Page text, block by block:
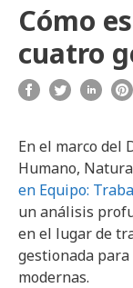
Cómo
cuatro
En el marco del
Humano,
en Equipo:
un análisis
en el lugar de
gestionada
modernas.